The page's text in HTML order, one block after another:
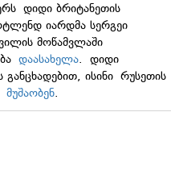
დიდი ბრიტანეთის
იარდმა სერგეი
მოწამვლაში
დაასახელა. დიდი
განცხადებით, ისინი რუსეთის
მუშაობენ.